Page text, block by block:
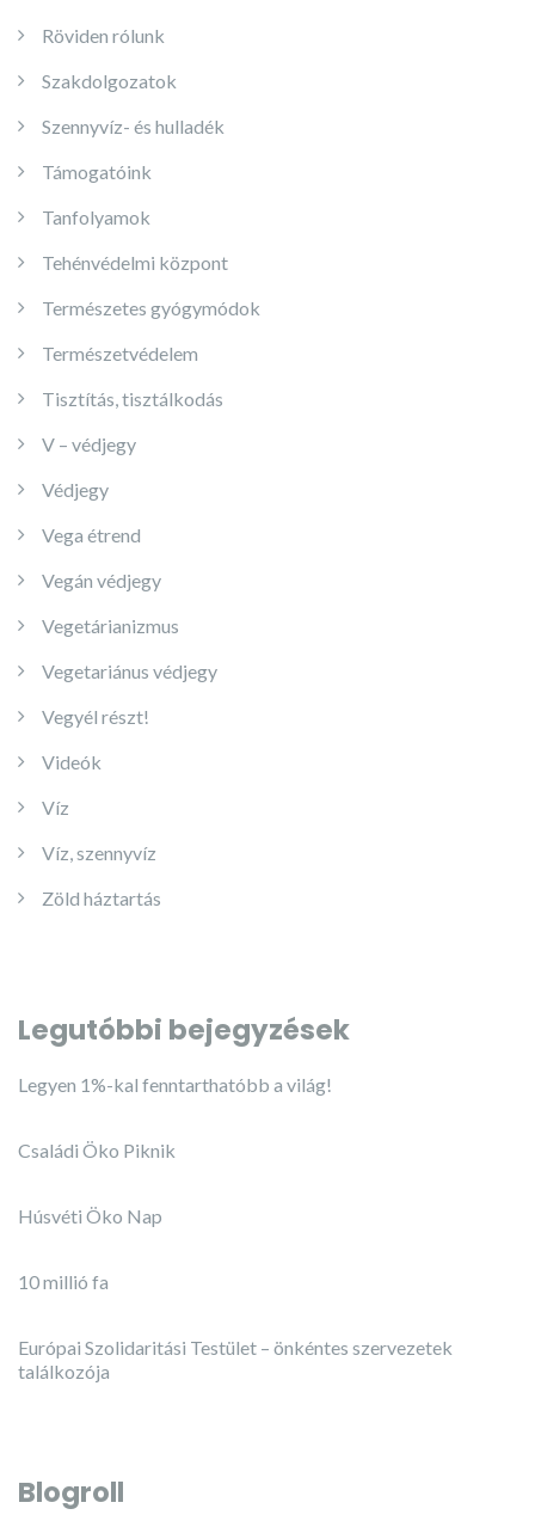
Röviden rólunk
Szakdolgozatok
Szennyvíz- és hulladék
Támogatóink
Tanfolyamok
Tehénvédelmi központ
Természetes gyógymódok
Természetvédelem
Tisztítás, tisztálkodás
V – védjegy
Védjegy
Vega étrend
Vegán védjegy
Vegetárianizmus
Vegetariánus védjegy
Vegyél részt!
Videók
Víz
Víz, szennyvíz
Zöld háztartás
Legutóbbi bejegyzések
Legyen 1%-kal fenntarthatóbb a világ!
Családi Öko Piknik
Húsvéti Öko Nap
10 millió fa
Európai Szolidaritási Testület – önkéntes szervezetek
találkozója
Blogroll